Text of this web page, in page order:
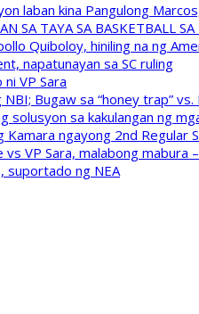
laban kina Pangulong
SA TAYA SA BASKETBALL
Quiboloy, hiniling na ng
napatunayan sa SC ruling
VP Sara
Bugaw sa “honey trap”
solusyon sa kakulangan ng
ngayong 2nd
VP Sara, malabong mabura
suportado ng NEA